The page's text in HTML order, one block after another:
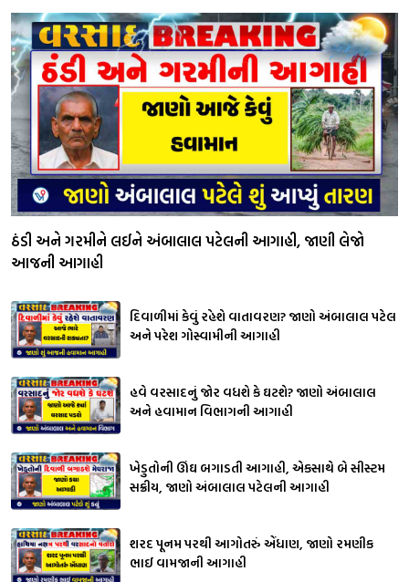
ઠંડી અને ગરમીને લઈને અંબાલાલ પટેલની આગાહી, જાણી લેજો
આજની આગાહી
દિવાળીમાં કેવું રહેશે વાતાવરણ? જાણો અંબાલાલ પટેલ
અને પરેશ ગોસ્વામીની આગાહી
હવે વરસાદનું જોર વધશે કે ઘટશે? જાણો અંબાલાલ
અને હવામાન વિભાગની આગાહી
ખેડુતોની ઊંઘ બગાડતી આગાહી, એકસાથે બે સીસ્ટમ
સક્રીય, જાણો અંબાલાલ પટેલની આગાહી
શરદ પૂનમ પરથી આગોતરું એંધાણ, જાણો રમણીક
ભાઈ વામજાની આગાહી